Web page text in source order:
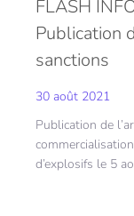
FLASH
Publication
sanctions
30 août 2021
Publication de
d’explosifs le 5